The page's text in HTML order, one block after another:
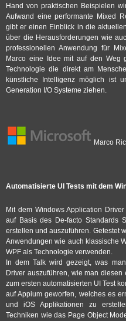
Hand von praktischen Beispielen
Aufwand eine performante Mixed
gibt er einen Einblick in die
über die Herausforderungen wie
professionellen Anwendung für
Marco eine Idee mit auf den Weg
Technologie die direkt am
künstliche Intelligenz möglich ist
Generation I/O Systeme ziehen.
Marco
Automatisierte UI Tests mit dem
Mit dem Windows Application
auf Basis des De-facto Standards
erstellen und auszuführen. Getestet
Anwendungen wie auch klassische
WPF als Technologie verwenden.
In dem Talk wird gezeigt, was
Driver auszuführen, wie man
zum ersten automatisierten UI Test
auf Appium geworfen, welches es
und iOS Applikationen zu
Techniken wie das Page Object